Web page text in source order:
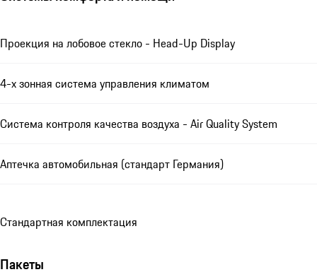
Проекция на лобовое стекло - Head-Up Display
4-х зонная система управления климатом
Система контроля качества воздуха - Air Quality System
Аптечка автомобильная (стандарт Германия)
Стандартная комплектация
Пакеты